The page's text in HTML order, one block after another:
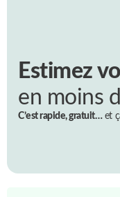
Estimez
en moins
C’est rapide, gratuit…et